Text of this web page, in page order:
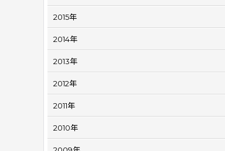
2015年
2014年
2013年
2012年
2011年
2010年